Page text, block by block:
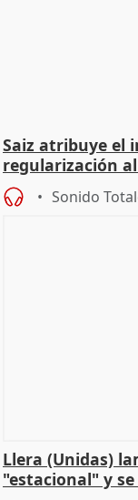
Saiz atribuye el
regularización
Sonido
Llera (Unidas)
"estacional" y